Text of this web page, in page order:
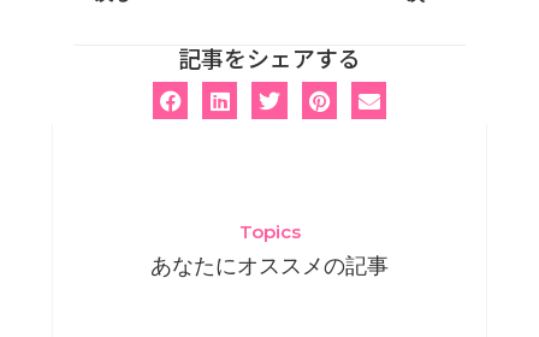
記事をシェアする
Topics
あなたにオススメの記事